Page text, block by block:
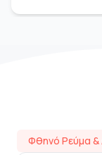
Φθηνό Ρεύμα &